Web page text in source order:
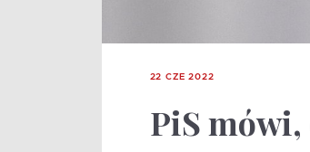
22 CZE 2022
PiS mówi,